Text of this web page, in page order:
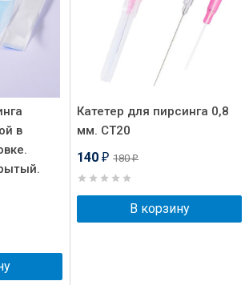
в
Катетер для пирсинга 0,8
мм. СT20
140 ₽ 180₽
В корзину